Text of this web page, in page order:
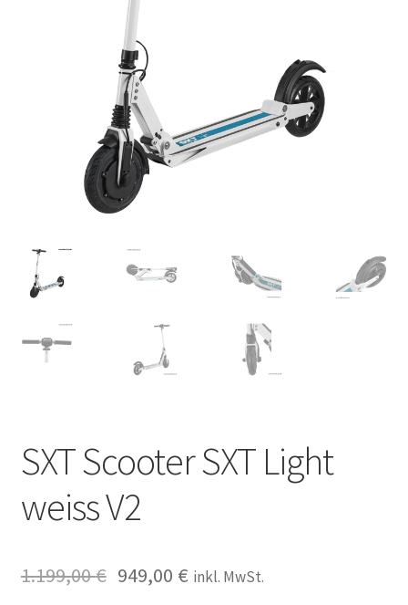
SXT Scooter SXT Light
weiss V2
1.199,00€ 949,00 € inkl. MwSt.